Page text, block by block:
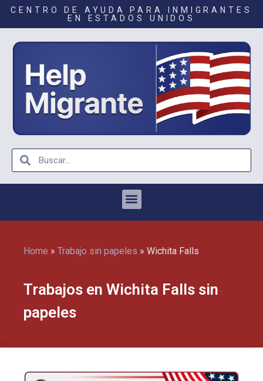
CENTRO DE AYUDA PARA INMIGRANTES
EN ESTADOS UNIDOS
Home » Trabajo sin papeles » Wichita Falls
Trabajos en Wichita Falls sin
papeles